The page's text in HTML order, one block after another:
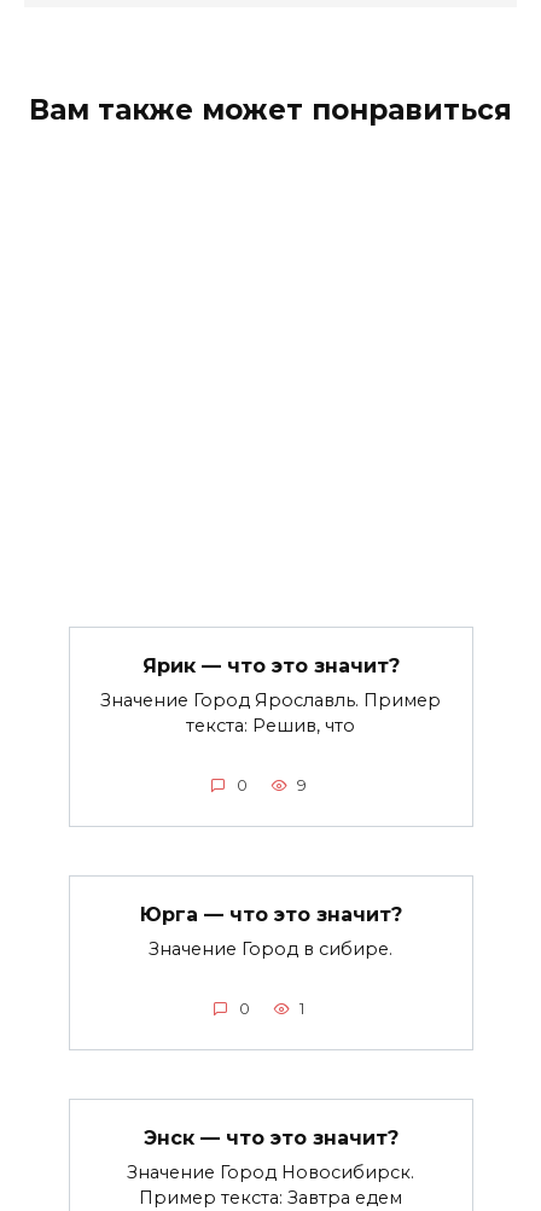
Вам также может понравиться
Ярик — что это значит?
Значение Город Ярославль. Пример
текста: Решив, что
0 9
Юрга — что это значит?
Значение Город в сибире.
0 1
Энск — что это значит?
Значение Город Новосибирск.
Пример текста: Завтра едем